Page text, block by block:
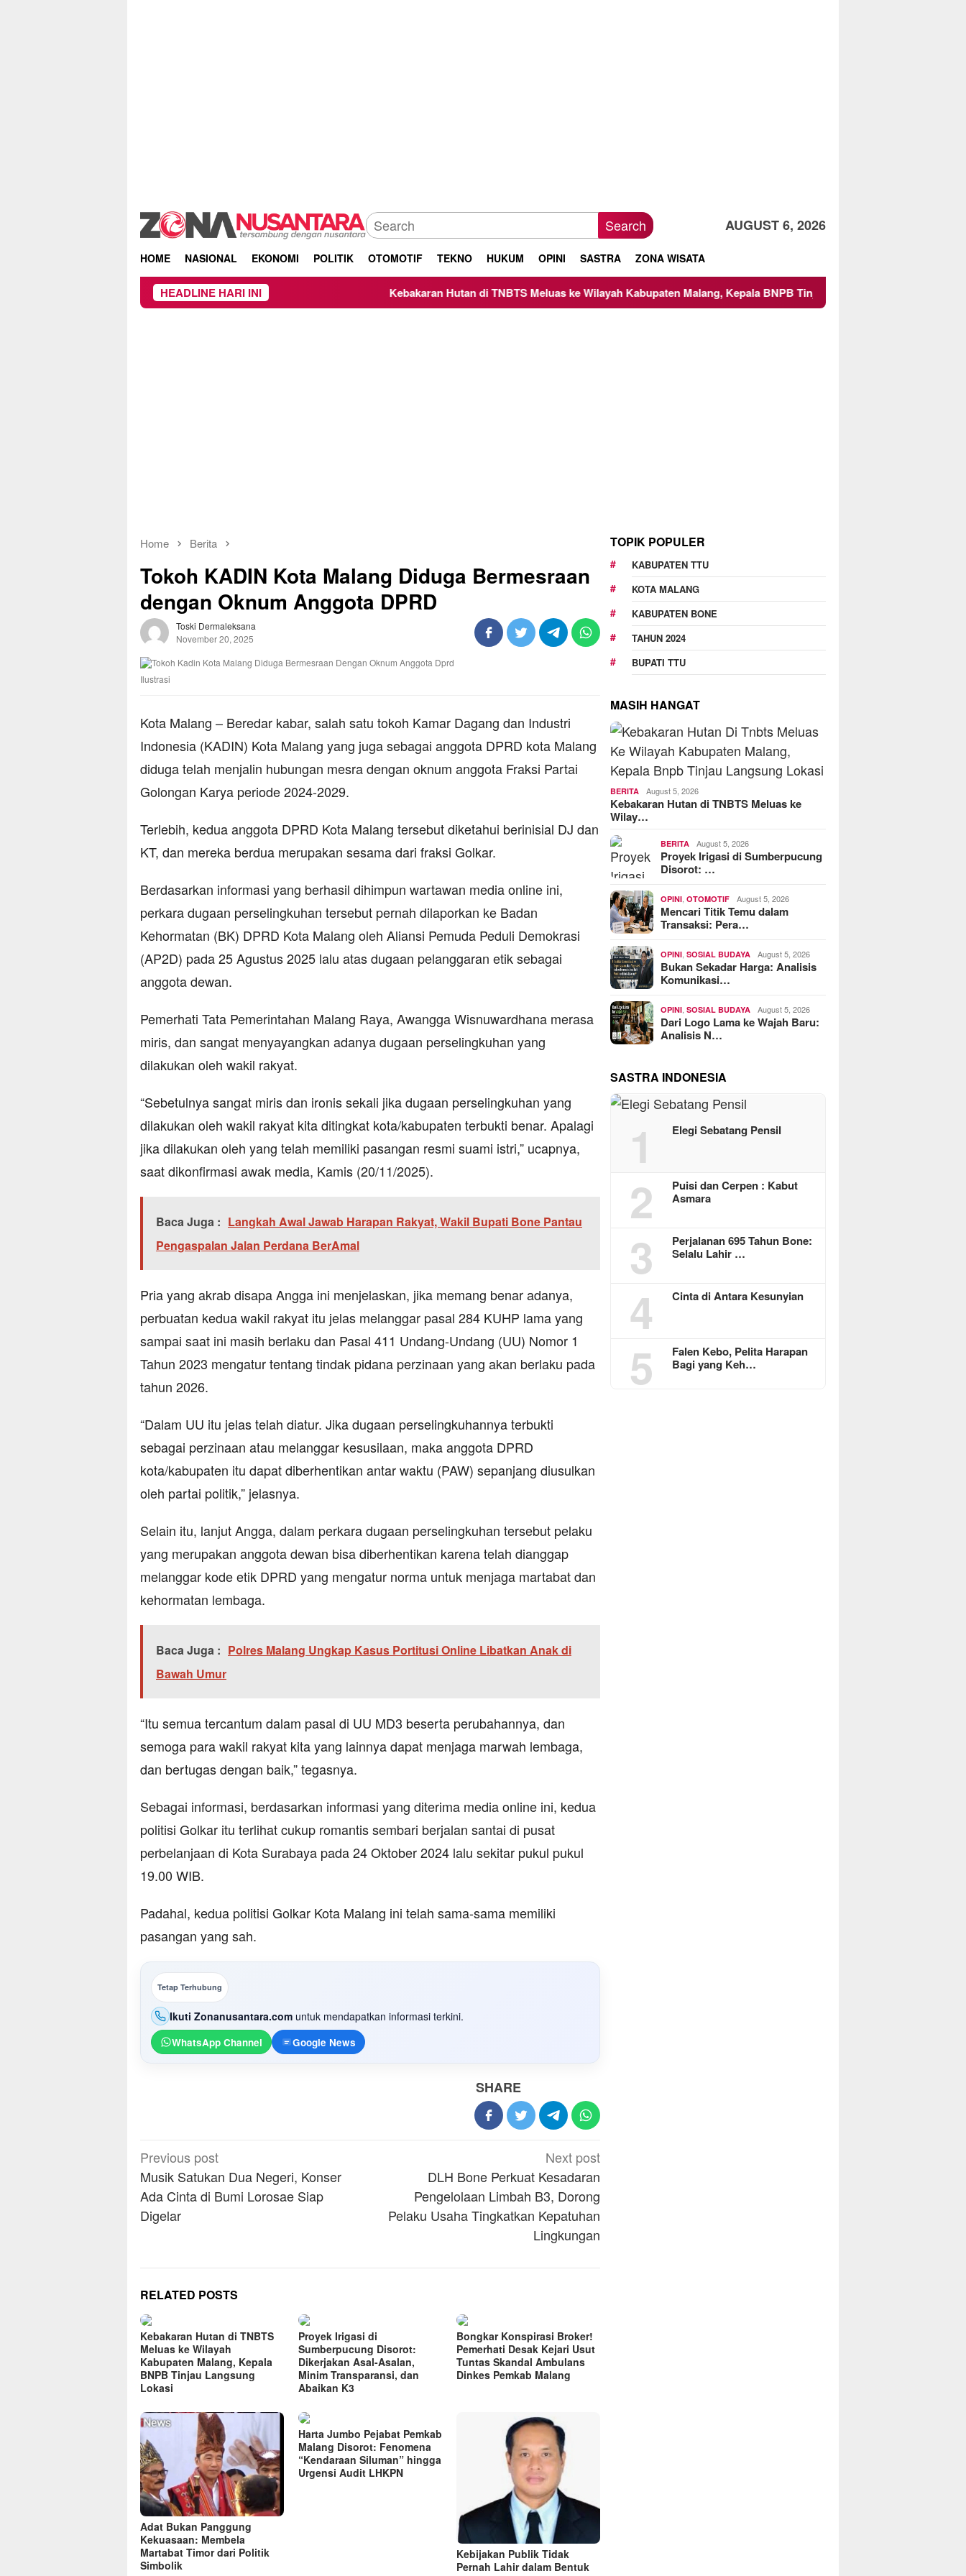
Search AUGUST 6, 2026
HOME NASIONAL EKONOMI POLITIK OTOMOTIF TEKNO HUKUM OPINI SASTRA ZONA WISATA
HEADLINE HARI INI Kebakaran Hutan di TNBTS Meluas ke Wilayah Kabupaten Malang, Kepala BNPB Tinjau Langsung Lokasi
Home Berita
Tokoh KADIN Kota Malang Diduga Bermesraan
dengan Oknum Anggota DPRD
Toski Dermaleksana
November 20, 2025
Ilustrasi
Kota Malang – Beredar kabar, salah satu tokoh Kamar Dagang dan Industri
Indonesia (KADIN) Kota Malang yang juga sebagai anggota DPRD kota Malang
diduga telah menjalin hubungan mesra dengan oknum anggota Fraksi Partai
Golongan Karya periode 2024-2029.
Terlebih, kedua anggota DPRD Kota Malang tersebut diketahui berinisial DJ dan
KT, dan mereka berdua merupakan sesama dari fraksi Golkar.
Berdasarkan informasi yang berhasil dihimpun wartawan media online ini,
perkara dugaan perselingkuhan tersebut pernah dilaporkan ke Badan
Kehormatan (BK) DPRD Kota Malang oleh Aliansi Pemuda Peduli Demokrasi
(AP2D) pada 25 Agustus 2025 lalu atas dugaan pelanggaran etik sebagai
anggota dewan.
Pemerhati Tata Pemerintahan Malang Raya, Awangga Wisnuwardhana merasa
miris, dan sangat menyayangkan adanya dugaan perselingkuhan yang
dilakukan oleh wakil rakyat.
“Sebetulnya sangat miris dan ironis sekali jika dugaan perselingkuhan yang
dilakukan oleh wakil rakyat kita ditingkat kota/kabupaten terbukti benar. Apalagi
jika dilakukan oleh yang telah memiliki pasangan resmi suami istri,” ucapnya,
saat dikonfirmasi awak media, Kamis (20/11/2025).
Baca Juga : Langkah Awal Jawab Harapan Rakyat, Wakil Bupati Bone Pantau
Pengaspalan Jalan Perdana BerAmal
Pria yang akrab disapa Angga ini menjelaskan, jika memang benar adanya,
perbuatan kedua wakil rakyat itu jelas melanggar pasal 284 KUHP lama yang
sampai saat ini masih berlaku dan Pasal 411 Undang-Undang (UU) Nomor 1
Tahun 2023 mengatur tentang tindak pidana perzinaan yang akan berlaku pada
tahun 2026.
“Dalam UU itu jelas telah diatur. Jika dugaan perselingkuhannya terbukti
sebagai perzinaan atau melanggar kesusilaan, maka anggota DPRD
kota/kabupaten itu dapat diberhentikan antar waktu (PAW) sepanjang diusulkan
oleh partai politik,” jelasnya.
Selain itu, lanjut Angga, dalam perkara dugaan perselingkuhan tersebut pelaku
yang merupakan anggota dewan bisa diberhentikan karena telah dianggap
melanggar kode etik DPRD yang mengatur norma untuk menjaga martabat dan
kehormatan lembaga.
Baca Juga : Polres Malang Ungkap Kasus Portitusi Online Libatkan Anak di
Bawah Umur
“Itu semua tercantum dalam pasal di UU MD3 beserta perubahannya, dan
semoga para wakil rakyat kita yang lainnya dapat menjaga marwah lembaga,
dan bertugas dengan baik,” tegasnya.
Sebagai informasi, berdasarkan informasi yang diterima media online ini, kedua
politisi Golkar itu terlihat cukup romantis sembari berjalan santai di pusat
perbelanjaan di Kota Surabaya pada 24 Oktober 2024 lalu sekitar pukul pukul
19.00 WIB.
Padahal, kedua politisi Golkar Kota Malang ini telah sama-sama memiliki
pasangan yang sah.
Tetap Terhubung
Ikuti Zonanusantara.com untuk mendapatkan informasi terkini.
WhatsApp Channel Google News
SHARE
Post
navigation
Previous post
Musik Satukan Dua Negeri, Konser
Ada Cinta di Bumi Lorosae Siap
Digelar
Next post
DLH Bone Perkuat Kesadaran
Pengelolaan Limbah B3, Dorong
Pelaku Usaha Tingkatkan Kepatuhan
Lingkungan
RELATED POSTS
Kebakaran Hutan di TNBTS
Meluas ke Wilayah
Kabupaten Malang, Kepala
BNPB Tinjau Langsung
Lokasi
Proyek Irigasi di
Sumberpucung Disorot:
Dikerjakan Asal-Asalan,
Minim Transparansi, dan
Abaikan K3
Bongkar Konspirasi Broker!
Pemerhati Desak Kejari Usut
Tuntas Skandal Ambulans
Dinkes Pemkab Malang
Adat Bukan Panggung
Kekuasaan: Membela
Martabat Timor dari Politik
Simbolik
Harta Jumbo Pejabat Pemkab
Malang Disorot: Fenomena
“Kendaraan Siluman” hingga
Urgensi Audit LHKPN
Kebijakan Publik Tidak
Pernah Lahir dalam Bentuk
TOPIK POPULER
KABUPATEN TTU
KOTA MALANG
KABUPATEN BONE
TAHUN 2024
BUPATI TTU
MASIH HANGAT
BERITA August 5, 2026
Kebakaran Hutan di TNBTS Meluas ke
Wilay…
BERITA August 5, 2026
Proyek Irigasi di Sumberpucung
Disorot: …
OPINI ,OTOMOTIF August 5, 2026
Mencari Titik Temu dalam
Transaksi: Pera…
OPINI ,SOSIAL BUDAYA August 5, 2026
Bukan Sekadar Harga: Analisis
Komunikasi…
OPINI ,SOSIAL BUDAYA August 5, 2026
Dari Logo Lama ke Wajah Baru:
Analisis N…
SASTRA INDONESIA
1 Elegi Sebatang Pensil
2
Puisi dan Cerpen : Kabut
Asmara
3
Perjalanan 695 Tahun Bone:
Selalu Lahir …
4 Cinta di Antara Kesunyian
5
Falen Kebo, Pelita Harapan
Bagi yang Keh…